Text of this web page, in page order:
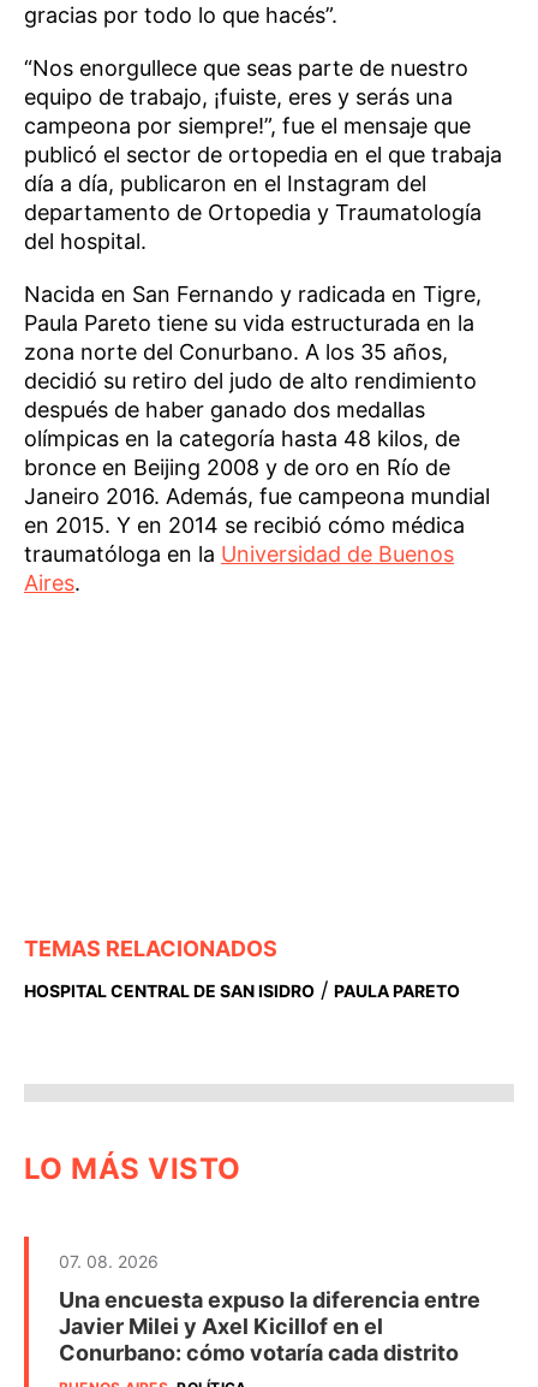
gracias por todo lo que hacés”.
“Nos enorgullece que seas parte de nuestro
equipo de trabajo, ¡fuiste, eres y serás una
campeona por siempre!”, fue el mensaje que
publicó el sector de ortopedia en el que trabaja
día a día, publicaron en el Instagram del
departamento de Ortopedia y Traumatología
del hospital.
Nacida en San Fernando y radicada en Tigre,
Paula Pareto tiene su vida estructurada en la
zona norte del Conurbano. A los 35 años,
decidió su retiro del judo de alto rendimiento
después de haber ganado dos medallas
olímpicas en la categoría hasta 48 kilos, de
bronce en Beijing 2008 y de oro en Río de
Janeiro 2016. Además, fue campeona mundial
en 2015. Y en 2014 se recibió cómo médica
traumatóloga en la Universidad de Buenos
Aires.
TEMAS RELACIONADOS
HOSPITAL CENTRAL DE SAN ISIDRO / PAULA PARETO
LO MÁS VISTO
07. 08. 2026
Una encuesta expuso la diferencia entre
Javier Milei y Axel Kicillof en el
Conurbano: cómo votaría cada distrito